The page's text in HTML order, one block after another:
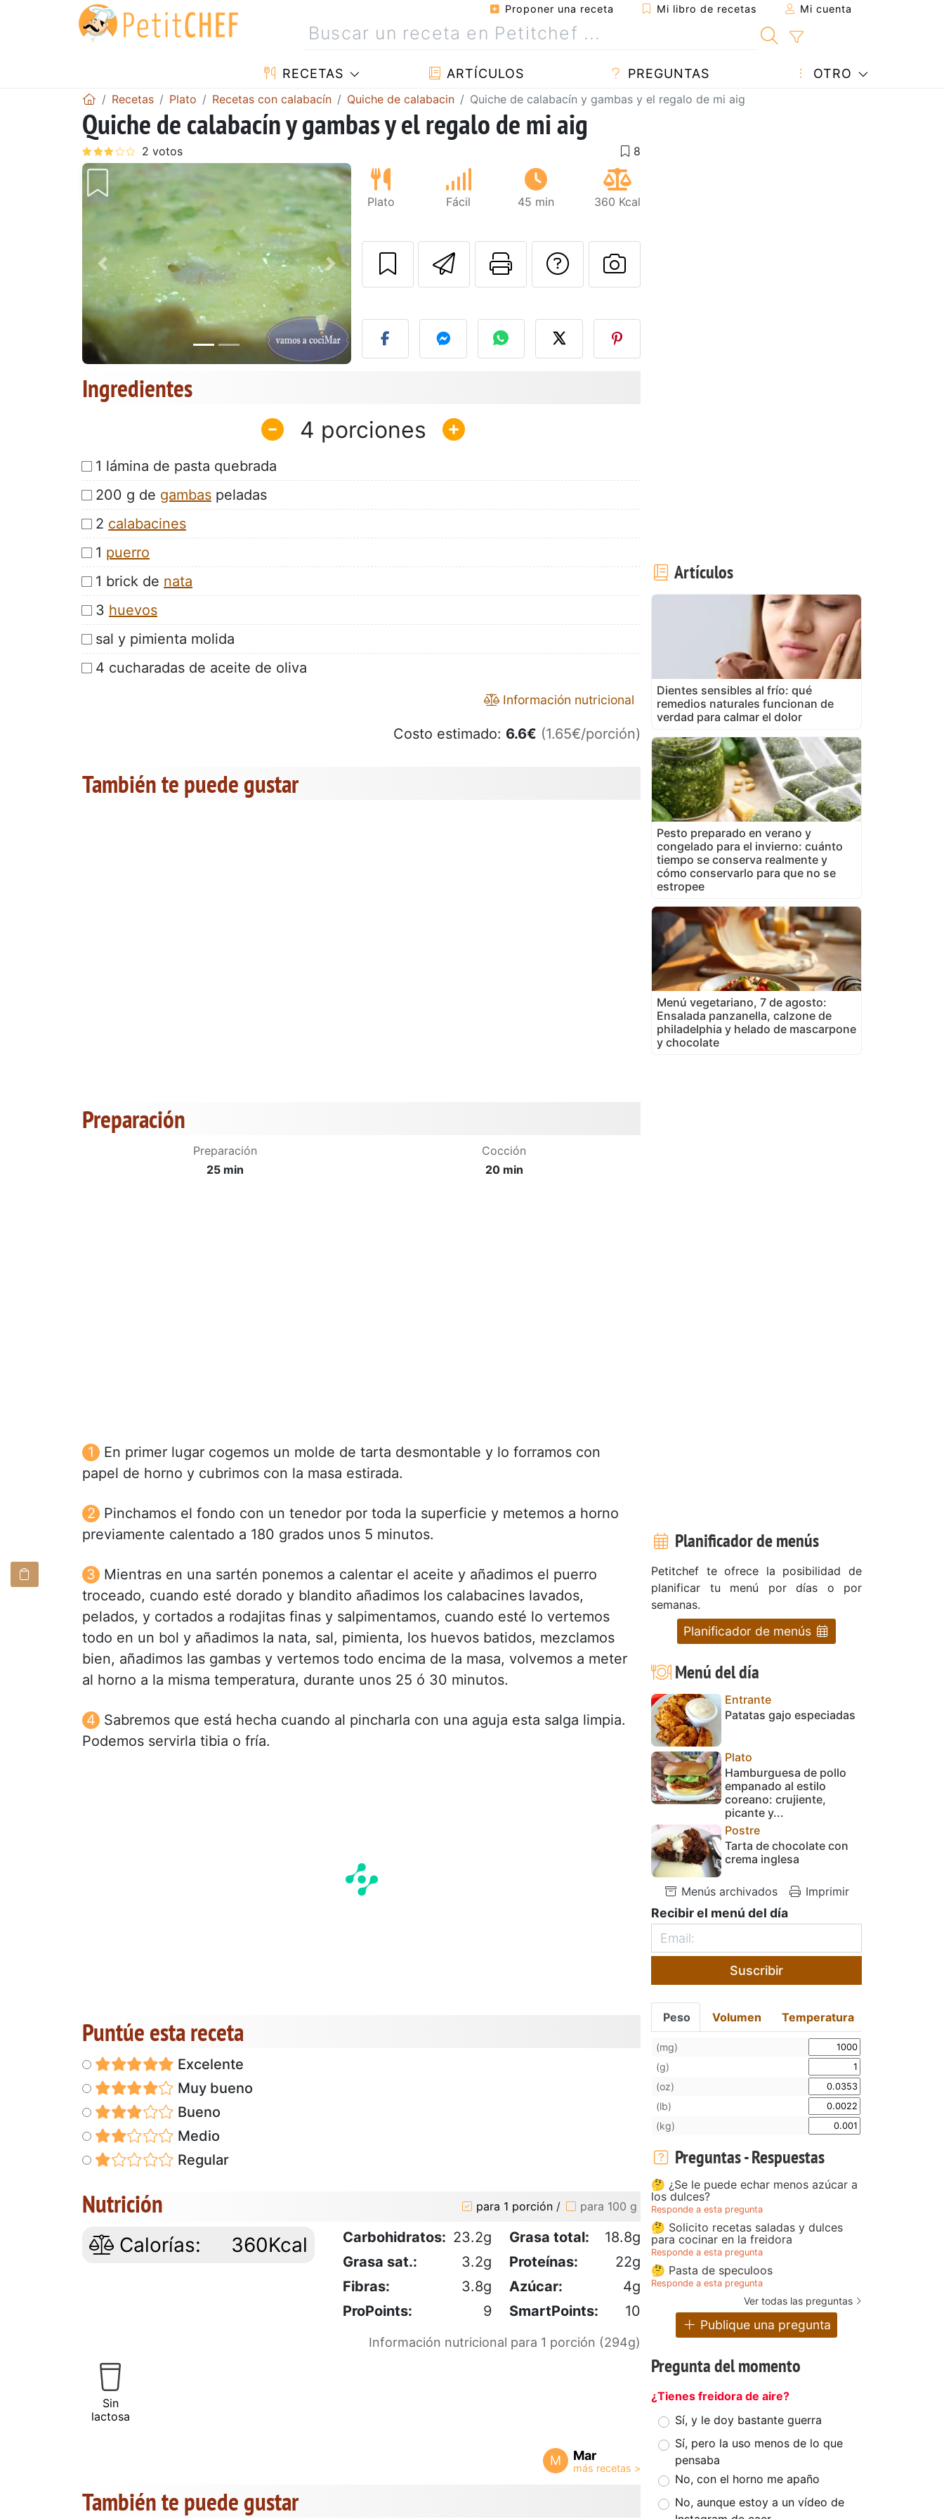
Proponer una receta Mi libro de recetas Mi cuenta
RECETAS ARTÍCULOS PREGUNTAS OTRO
Recetas Plato Recetas con calabacín Quiche de calabacin Quiche de calabacín y gambas y el regalo de mi aig
Quiche de calabacín y gambas y el regalo de mi aig
Anterior Siguiente
Plato Fácil 45 min 360 Kcal
Enviar esta receta a un amigo
Imprimir esta página
Preguntar al autor
Publicar la foto de esta receta
Ingredientes
4
1 lámina de pasta quebrada
200 g de gambas peladas
2 calabacines
1 puerro
1 brick de nata
3 huevos
sal y pimienta molida
4 cucharadas de aceite de oliva
Información nutricional
Costo estimado: 6.6€ (1.65€/porción)
También te puede gustar
Preparación
Preparación
25 min
Cocción
20 min
En primer lugar cogemos un molde de tarta desmontable y lo forramos con
papel de horno y cubrimos con la masa estirada.
Pinchamos el fondo con un tenedor por toda la superficie y metemos a horno
previamente calentado a 180 grados unos 5 minutos.
Mientras en una sartén ponemos a calentar el aceite y añadimos el puerro
troceado, cuando esté dorado y blandito añadimos los calabacines lavados,
pelados, y cortados a rodajitas finas y salpimentamos, cuando esté lo vertemos
todo en un bol y añadimos la nata, sal, pimienta, los huevos batidos, mezclamos
bien, añadimos las gambas y vertemos todo encima de la masa, volvemos a meter
al horno a la misma temperatura, durante unos 25 ó 30 minutos.
Sabremos que está hecha cuando al pincharla con una aguja esta salga limpia.
Podemos servirla tibia o fría.
Puntúe esta receta
Excelente
Muy bueno
Bueno
Medio
Regular
Nutrición para 1 porción / para 100 g
Calorías: 360Kcal Carbohidratos: 23.2g Grasa total:
18.8g
Grasa sat.:
3.2g Proteínas:
22g
Fibras:
3.8g Azúcar:
4g
ProPoints:
9 SmartPoints: 10
Información nutricional para 1 porción (294g)
Sin
lactosa
M Mar
También te puede gustar
Artículos
Dientes sensibles al frío: qué
remedios naturales funcionan de
verdad para calmar el dolor
Pesto preparado en verano y
congelado para el invierno: cuánto
tiempo se conserva realmente y
cómo conservarlo para que no se
estropee
Menú vegetariano, 7 de agosto:
Ensalada panzanella, calzone de
philadelphia y helado de mascarpone
y chocolate
Planificador de menús
Petitchef te ofrece la posibilidad de
planificar tu menú por días o por
semanas.
Planificador de menús
Menú del día
Entrante
Patatas gajo especiadas
Plato
Hamburguesa de pollo
empanado al estilo
coreano: crujiente,
picante y...
Postre
Tarta de chocolate con
crema inglesa
Menús archivados Imprimir
Recibir el menú del día
Suscribir
Peso Volumen Temperatura
(mg)
(g)
(oz)
(lb)
(kg)
Preguntas - Respuestas
🤔 ¿Se le puede echar menos azúcar a
los dulces?
Responde a esta pregunta
🤔 Solicito recetas saladas y dulces
para cocinar en la freidora
Responde a esta pregunta
🤔 Pasta de speculoos
Responde a esta pregunta
Ver todas las preguntas
Publique una pregunta
Pregunta del momento
¿Tienes freidora de aire?
Sí, y le doy bastante guerra
Sí, pero la uso menos de lo que
pensaba
No, con el horno me apaño
No, aunque estoy a un vídeo de